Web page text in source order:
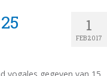
1
FEB 2017